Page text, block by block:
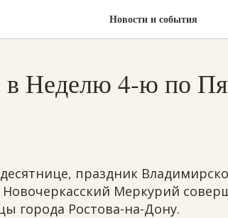
Новости и события
в Неделю 4-ю по
праздник
Меркурий
города Ростова-на-Дону.